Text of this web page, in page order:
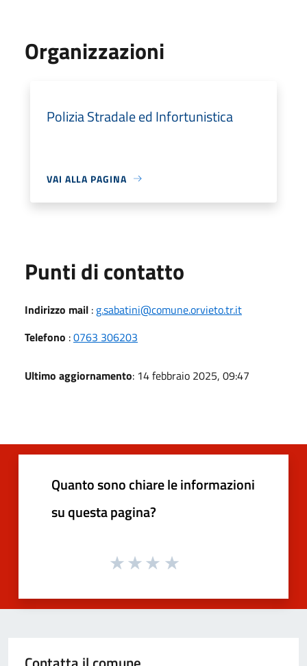
Organizzazioni
Polizia Stradale ed Infortunistica
VAI ALLA PAGINA
Punti di contatto
Indirizzo mail : g.sabatini@comune.orvieto.tr.it
Telefono :0763 306203
Ultimo aggiornamento: 14 febbraio 2025, 09:47
Quanto sono chiare le informazioni
su questa pagina?